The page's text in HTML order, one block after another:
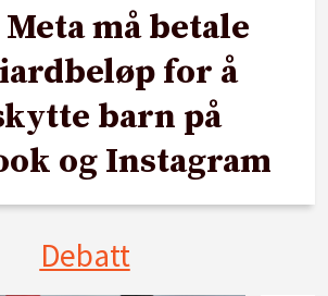
Meta må betale
for å
barn på
og Instagram
Debatt